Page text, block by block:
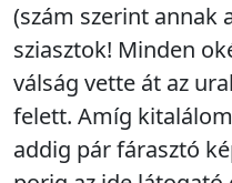
(szám szerint annak
sziasztok! Minden
válság vette át az
felett. Amíg
addig pár fárasztó